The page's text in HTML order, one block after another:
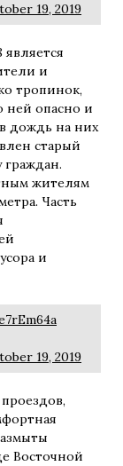
19, 2019
и
тропинок,
ней опасно и
дождь на них
старый
жителям
Часть
и
19, 2019
Восточной